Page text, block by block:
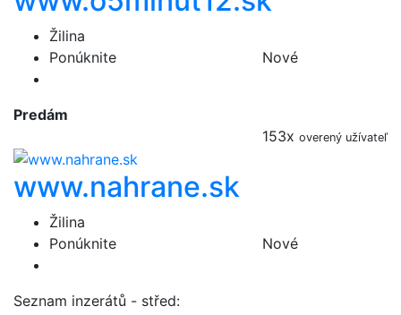
Žilina
Ponúknite
Nové
Predám
153x overený užívateľ
www.nahrane.sk
Žilina
Ponúknite
Nové
Seznam inzerátů - střed: